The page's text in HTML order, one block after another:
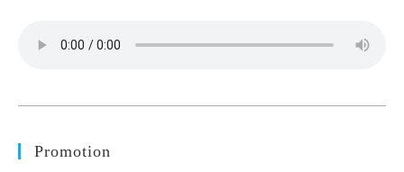
Promotion